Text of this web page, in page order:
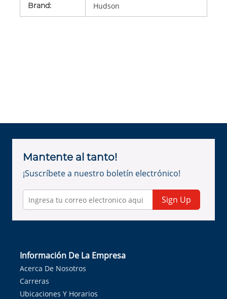
Brand: Hudson
Mantente al tanto!
¡Suscríbete a nuestro boletín electrónico!
Sign Up
Información De La Empresa
Acerca De Nosotros
Carreras
Ubicaciones Y Horarios